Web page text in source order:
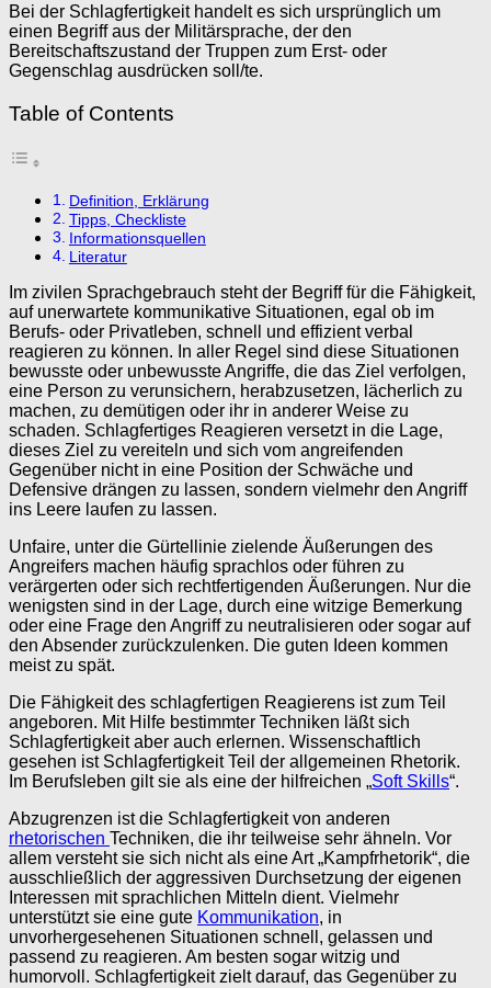
Bei der Schlagfertigkeit handelt es sich ursprünglich um
einen Begriff aus der Militärsprache, der den
Bereitschaftszustand der Truppen zum Erst- oder
Gegenschlag ausdrücken soll/te.
Table of Contents
Definition, Erklärung
Tipps, Checkliste
Informationsquellen
Literatur
Im zivilen Sprachgebrauch steht der Begriff für die Fähigkeit,
auf unerwartete kommunikative Situationen, egal ob im
Berufs- oder Privatleben, schnell und effizient verbal
reagieren zu können. In aller Regel sind diese Situationen
bewusste oder unbewusste Angriffe, die das Ziel verfolgen,
eine Person zu verunsichern, herabzusetzen, lächerlich zu
machen, zu demütigen oder ihr in anderer Weise zu
schaden. Schlagfertiges Reagieren versetzt in die Lage,
dieses Ziel zu vereiteln und sich vom angreifenden
Gegenüber nicht in eine Position der Schwäche und
Defensive drängen zu lassen, sondern vielmehr den Angriff
ins Leere laufen zu lassen.
Unfaire, unter die Gürtellinie zielende Äußerungen des
Angreifers machen häufig sprachlos oder führen zu
verärgerten oder sich rechtfertigenden Äußerungen. Nur die
wenigsten sind in der Lage, durch eine witzige Bemerkung
oder eine Frage den Angriff zu neutralisieren oder sogar auf
den Absender zurückzulenken. Die guten Ideen kommen
meist zu spät.
Die Fähigkeit des schlagfertigen Reagierens ist zum Teil
angeboren. Mit Hilfe bestimmter Techniken läßt sich
Schlagfertigkeit aber auch erlernen. Wissenschaftlich
gesehen ist Schlagfertigkeit Teil der allgemeinen Rhetorik.
Im Berufsleben gilt sie als eine der hilfreichen „Soft Skills“.
Abzugrenzen ist die Schlagfertigkeit von anderen
rhetorischen Techniken, die ihr teilweise sehr ähneln. Vor
allem versteht sie sich nicht als eine Art „Kampfrhetorik“, die
ausschließlich der aggressiven Durchsetzung der eigenen
Interessen mit sprachlichen Mitteln dient. Vielmehr
unterstützt sie eine gute Kommunikation, in
unvorhergesehenen Situationen schnell, gelassen und
passend zu reagieren. Am besten sogar witzig und
humorvoll. Schlagfertigkeit zielt darauf, das Gegenüber zu